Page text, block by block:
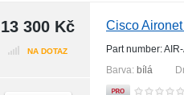
13 300 Kč
NA DOTAZ
Cisco
Part number:
Barva: bílá